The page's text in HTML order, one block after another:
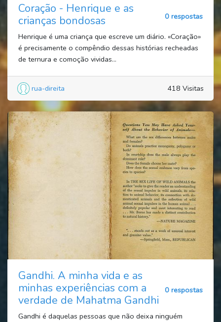
Coração - Henrique e as
crianças bondosas
0 respostas
Henrique é uma criança que escreve um diário. «Coração»
é precisamente o compêndio dessas histórias recheadas
de ternura e comoção vividas...
rua-direita 418 Visitas
Gandhi. A minha vida e as
minhas experiências com a
verdade de Mahatma Gandhi
0 respostas
Gandhi é daquelas pessoas que não deixa ninguém